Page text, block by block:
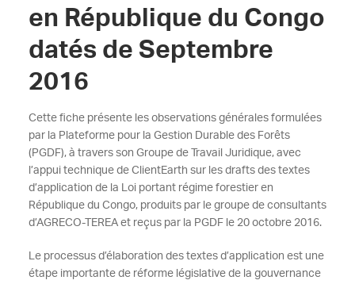
en République du Congo
datés de Septembre
2016
Cette fiche présente les observations générales formulées
par la Plateforme pour la Gestion Durable des Forêts
(PGDF), à travers son Groupe de Travail Juridique, avec
l’appui technique de ClientEarth sur les drafts des textes
d’application de la Loi portant régime forestier en
République du Congo, produits par le groupe de consultants
d’AGRECO-TEREA et reçus par la PGDF le 20 octobre 2016.
Le processus d’élaboration des textes d’application est une
étape importante de réforme législative de la gouvernance